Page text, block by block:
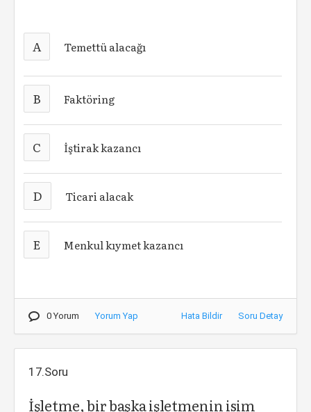
A Temettü alacağı
B Faktöring
C İştirak kazancı
D Ticari alacak
E Menkul kıymet kazancı
0 Yorum Yorum Yap Hata Bildir Soru Detay
17.Soru
İşletme, bir başka işletmenin isim